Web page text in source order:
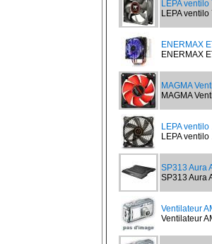
LEPA
LEPA
ENERMAX
ENERMAX
MAGMA
MAGMA
LEPA
LEPA
SP313 Aura
SP313 Aura
Ventilateur
Ventilateur